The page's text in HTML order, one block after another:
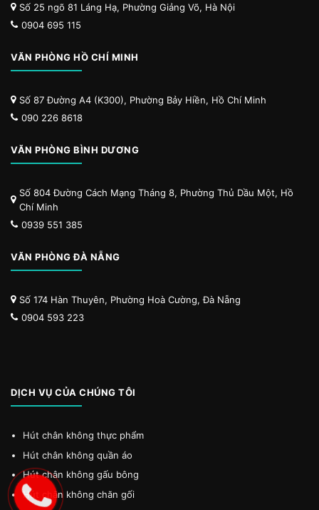
Số 25 ngõ 81 Láng Hạ, Phường Giảng Võ, Hà Nội
0904 695 115
VĂN PHÒNG HỒ CHÍ MINH
Số 87 Đường A4 (K300), Phường Bảy Hiền, Hồ Chí Minh
090 226 8618
VĂN PHÒNG BÌNH DƯƠNG
Số 804 Đường Cách Mạng Tháng 8, Phường Thủ Dầu Một, Hồ
Chí Minh
0939 551 385
VĂN PHÒNG ĐÀ NẴNG
Số 174 Hàn Thuyên, Phường Hoà Cường, Đà Nẵng
0904 593 223
DỊCH VỤ CỦA CHÚNG TÔI
Hút chân không thực phẩm
Hút chân không quần áo
Hút chân không gấu bông
Hút chân không chăn gối